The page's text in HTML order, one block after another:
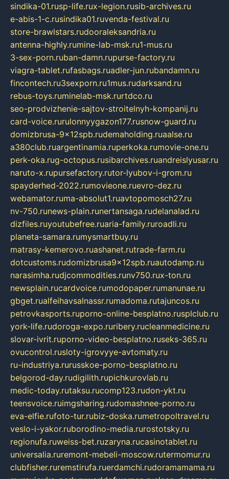
sindika-01.rusp-life.rux-legion.rusib-archives.ru
e-abis-1-c.rusindika01.ruvenda-festival.ru
store-brawlstars.rudooraleksandria.ru
antenna-highly.rumine-lab-msk.ru1-mus.ru
3-sex-porn.ruban-damn.rupurse-factory.ru
viagra-tablet.rufasbags.ruadler-jun.rubandamn.ru
fincontech.ru3sexporn.ru1mus.rudarksand.ru
rebus-toys.ruminelab-msk.rurtdco.ru
seo-prodvizhenie-sajtov-stroitelnyh-kompanij.ru
card-voice.rurulonnyygazon177.rusnow-guard.ru
domizbrusa-9x12spb.rudemaholding.ruaalse.ru
a380club.ruargentinamia.ruperkoka.rumovie-one.ru
perk-oka.rug-octopus.rusibarchives.ruandreislyusar.ru
naruto-x.rupursefactory.rutor-lyubov-i-grom.ru
spayderhed-2022.rumovieone.ruevro-dez.ru
webamator.ruma-absolut1.ruavtopomosch27.ru
nv-750.runews-plain.runertansaga.rudelanalad.ru
dizfiles.ruyoutubefree.ruaria-family.ruroadli.ru
planeta-samara.rumysmartbuy.ru
matrasy-kemerovo.ruashanet.rutrade-farm.ru
dotcustoms.rudomizbrusa9x12spb.ruautodamp.ru
narasimha.rudjcommodities.runv750.rux-ton.ru
newsplain.rucardvoice.rumodopaper.rumanunae.ru
gbget.rualfeihavsalnassr.rumadoma.rutajuncos.ru
petrovkasports.ruporno-online-besplatno.rusplclub.ru
york-life.rudoroga-expo.ruribery.rucleanmedicine.ru
slovar-ivrit.ruporno-video-besplatno.ruseks-365.ru
ovucontrol.rusloty-igrovyye-avtomaty.ru
ru-industriya.rurusskoe-porno-besplatno.ru
belgorod-day.rudigilith.rupichkurovlab.ru
medic-today.rutaksu.rucomp123.rudon-ykt.ru
teensvoice.ruimgsharing.rudomashnee-porno.ru
eva-elfie.rufoto-tur.rubiz-doska.rumetropoltravel.ru
veslo-i-yakor.ruborodino-media.rurostotsky.ru
regionufa.ruweiss-bet.ruzaryna.rucasinotablet.ru
universalia.ruremont-mebeli-moscow.rutermomur.ru
clubfisher.ruremstirufa.ruerdamchi.rudoramamama.ru